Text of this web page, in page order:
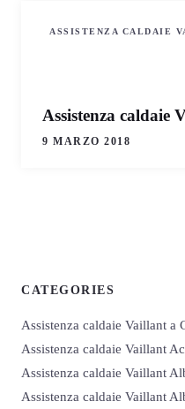
ASSISTENZA CALDAIE
Assistenza caldaie
9 MARZO 2018
CATEGORIES
Assistenza caldaie Vaillant a
Assistenza caldaie Vaillant
Assistenza caldaie Vaillant
Assistenza caldaie Vaillant